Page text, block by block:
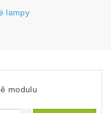
lampy
modulu